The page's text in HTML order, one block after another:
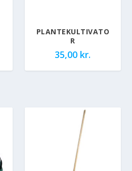
PLANTEKULTIVATO
R
35,00 kr.